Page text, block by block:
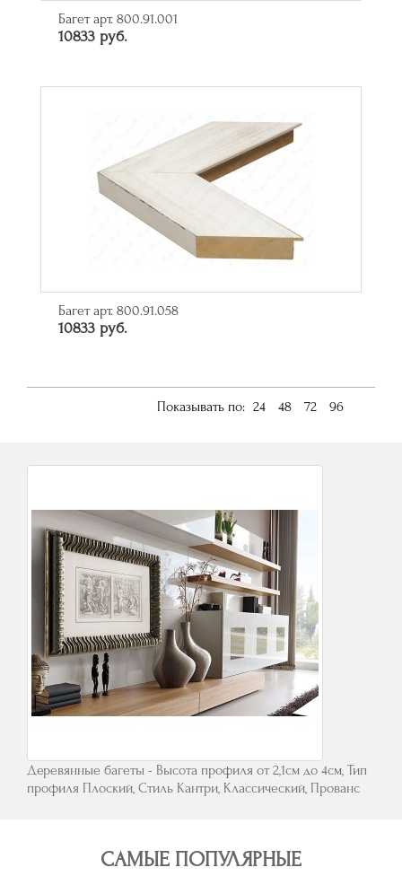
Багет арт. 800.91.001
10833 руб.
Багет арт. 800.91.058
10833 руб.
Показывать по: 24 48 72 96
Деревянные багеты - Высота профиля от 2,1см до 4см, Тип
профиля Плоский, Стиль Кантри, Классический, Прованс
САМЫЕ ПОПУЛЯРНЫЕ